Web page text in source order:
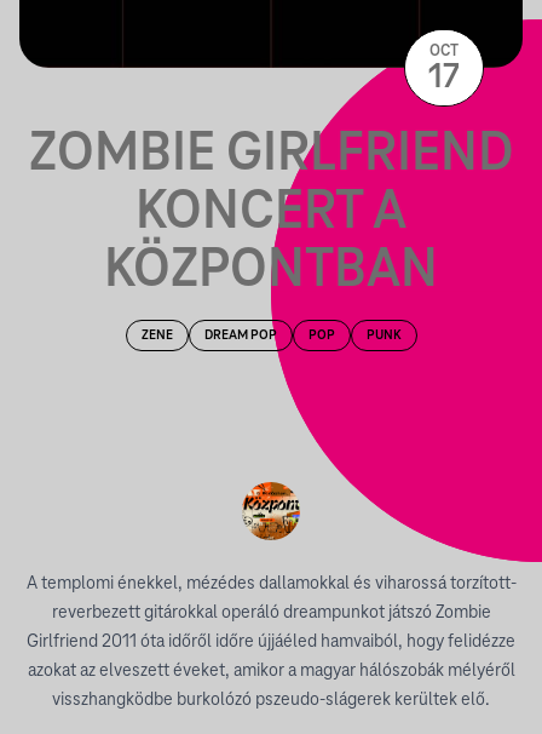
ZOMBIE GIRLFRIEND
KONCERT A
KÖZPONTBAN
ZENE DREAM POP POP PUNK
A templomi énekkel, mézédes dallamokkal és viharossá torzított-
reverbezett gitárokkal operáló dreampunkot játszó Zombie
Girlfriend 2011 óta időről időre újjáéled hamvaiból, hogy felidézze
azokat az elveszett éveket, amikor a magyar hálószobák mélyéről
visszhangködbe burkolózó pszeudo-slágerek kerültek elő.
OCT
17